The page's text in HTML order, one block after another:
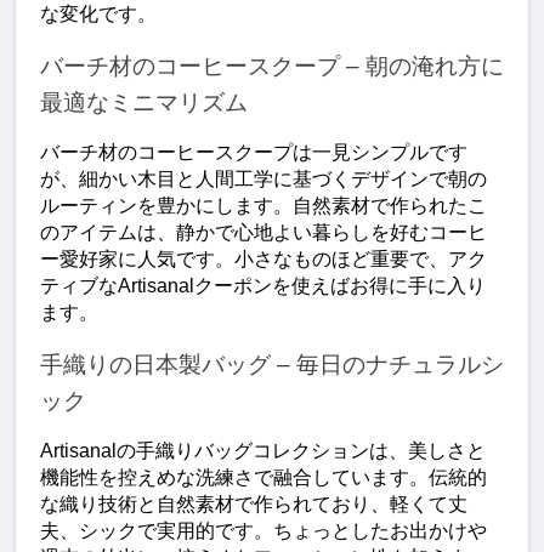
な変化です。
バーチ材のコーヒースクープ – 朝の淹れ方に
最適なミニマリズム
バーチ材のコーヒースクープは一見シンプルです
が、細かい木目と人間工学に基づくデザインで朝の
ルーティンを豊かにします。自然素材で作られたこ
のアイテムは、静かで心地よい暮らしを好むコーヒ
ー愛好家に人気です。小さなものほど重要で、アク
ティブなArtisanalクーポンを使えばお得に手に入り
ます。
手織りの日本製バッグ – 毎日のナチュラルシ
ック
Artisanalの手織りバッグコレクションは、美しさと
機能性を控えめな洗練さで融合しています。伝統的
な織り技術と自然素材で作られており、軽くて丈
夫、シックで実用的です。ちょっとしたお出かけや